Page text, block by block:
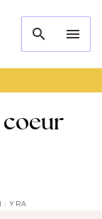
search menu
coeur
: YRA